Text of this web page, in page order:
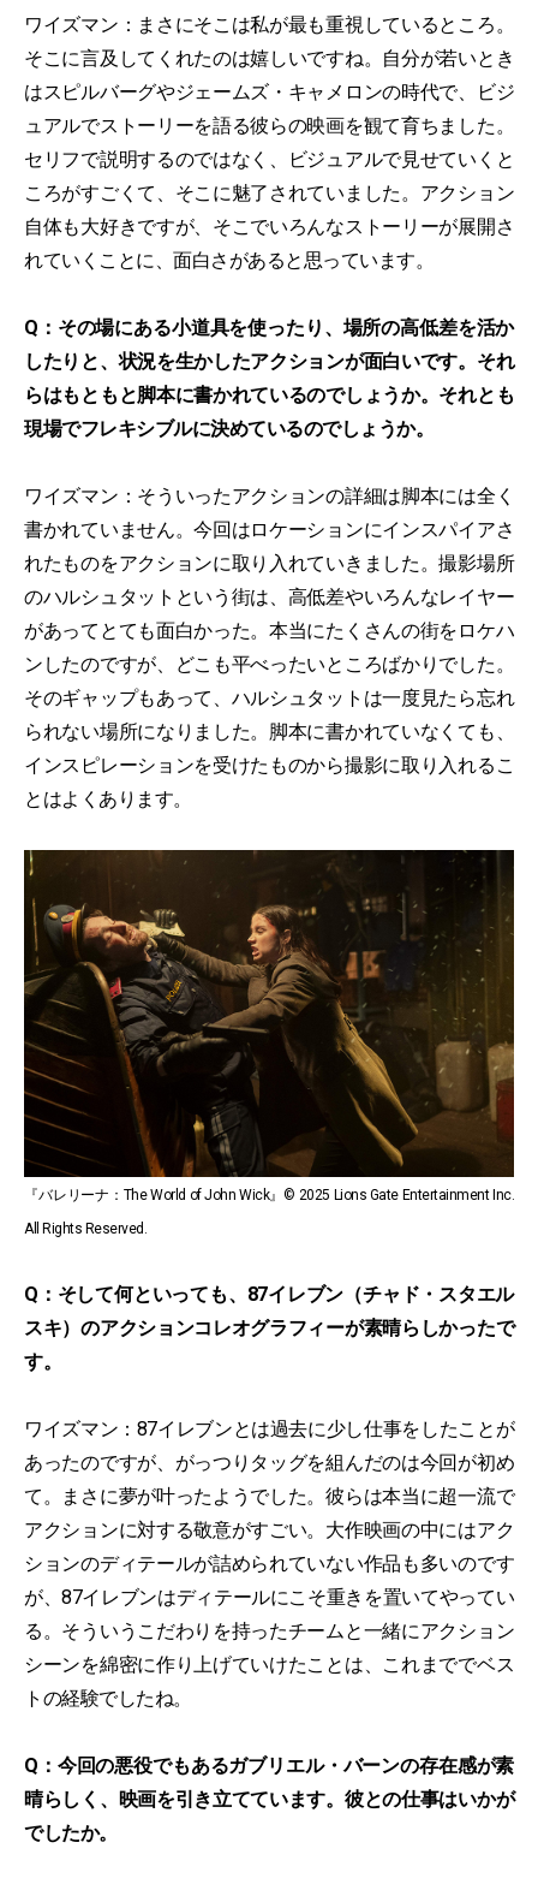
ワイズマン：まさにそこは私が最も重視しているところ。
そこに言及してくれたのは嬉しいですね。自分が若いとき
はスピルバーグやジェームズ・キャメロンの時代で、ビジ
ュアルでストーリーを語る彼らの映画を観て育ちました。
セリフで説明するのではなく、ビジュアルで見せていくと
ころがすごくて、そこに魅了されていました。アクション
自体も大好きですが、そこでいろんなストーリーが展開さ
れていくことに、面白さがあると思っています。
Q：その場にある小道具を使ったり、場所の高低差を活か
したりと、状況を生かしたアクションが面白いです。それ
らはもともと脚本に書かれているのでしょうか。それとも
現場でフレキシブルに決めているのでしょうか。
ワイズマン：そういったアクションの詳細は脚本には全く
書かれていません。今回はロケーションにインスパイアさ
れたものをアクションに取り入れていきました。撮影場所
のハルシュタットという街は、高低差やいろんなレイヤー
があってとても面白かった。本当にたくさんの街をロケハ
ンしたのですが、どこも平べったいところばかりでした。
そのギャップもあって、ハルシュタットは一度見たら忘れ
られない場所になりました。脚本に書かれていなくても、
インスピレーションを受けたものから撮影に取り入れるこ
とはよくあります。
『バレリーナ：The World of John Wick』© 2025 Lions Gate Entertainment Inc.
All Rights Reserved.
Q：そして何といっても、87イレブン（チャド・スタエル
スキ）のアクションコレオグラフィーが素晴らしかったで
す。
ワイズマン：87イレブンとは過去に少し仕事をしたことが
あったのですが、がっつりタッグを組んだのは今回が初め
て。まさに夢が叶ったようでした。彼らは本当に超一流で
アクションに対する敬意がすごい。大作映画の中にはアク
ションのディテールが詰められていない作品も多いのです
が、87イレブンはディテールにこそ重きを置いてやってい
る。そういうこだわりを持ったチームと一緒にアクション
シーンを綿密に作り上げていけたことは、これまででベス
トの経験でしたね。
Q：今回の悪役でもあるガブリエル・バーンの存在感が素
晴らしく、映画を引き立てています。彼との仕事はいかが
でしたか。